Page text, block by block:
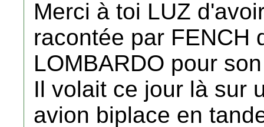
Merci à toi LUZ
racontée par FENCH
LOMBARDO pour
Il volait ce jour là sur
avion biplace en